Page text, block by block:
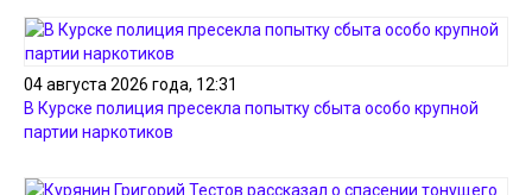
04 августа 2026 года, 12:31
В Курске полиция пресекла попытку сбыта особо крупной
партии наркотиков